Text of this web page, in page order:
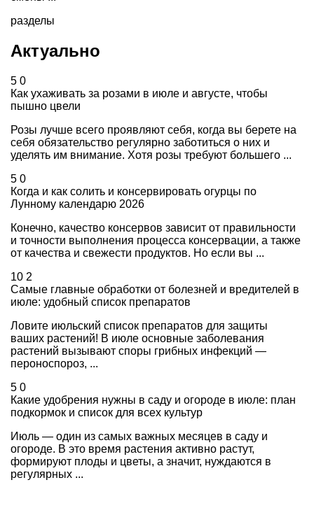
разделы
Актуально
5 0
Как ухаживать за розами в июле и августе, чтобы
пышно цвели
Розы лучше всего проявляют себя, когда вы берете на
себя обязательство регулярно заботиться о них и
уделять им внимание. Хотя розы требуют большего ...
5 0
Когда и как солить и консервировать огурцы по
Лунному календарю 2026
Конечно, качество консервов зависит от правильности
и точности выполнения процесса консервации, а также
от качества и свежести продуктов. Но если вы ...
10 2
Самые главные обработки от болезней и вредителей в
июле: удобный список препаратов
Ловите июльский список препаратов для защиты
ваших растений! В июле основные заболевания
растений вызывают споры грибных инфекций —
пероноспороз, ...
5 0
Какие удобрения нужны в саду и огороде в июле: план
подкормок и список для всех культур
Июль — один из самых важных месяцев в саду и
огороде. В это время растения активно растут,
формируют плоды и цветы, а значит, нуждаются в
регулярных ...